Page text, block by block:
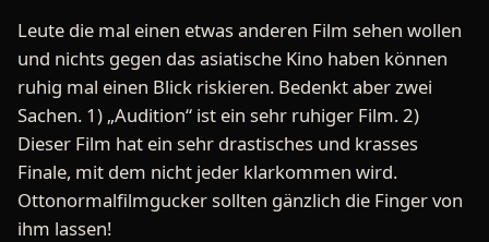
Leute die mal einen etwas anderen Film sehen wollen
und nichts gegen das asiatische Kino haben können
ruhig mal einen Blick riskieren. Bedenkt aber zwei
Sachen. 1) „Audition“ ist ein sehr ruhiger Film. 2)
Dieser Film hat ein sehr drastisches und krasses
Finale, mit dem nicht jeder klarkommen wird.
Ottonormalfilmgucker sollten gänzlich die Finger von
ihm lassen!